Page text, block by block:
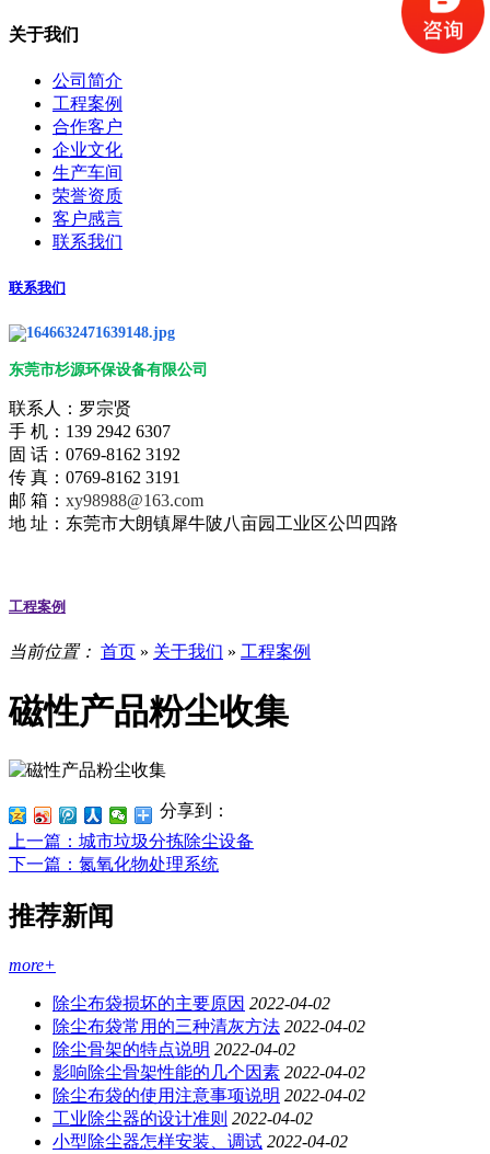
关于我们
公司简介
工程案例
合作客户
企业文化
生产车间
荣誉资质
客户感言
联系我们
联系我们
东莞市杉源环保设备有限公司
联系人：罗宗贤
手 机：139 2942 6307
固 话：0769-8162 3192
传 真：0769-8162 3191
邮 箱： xy98988@163.com
地 址：东莞市大朗镇犀牛陂八亩园工业区公凹四路
工程案例
当前位置： 首页 » 关于我们 » 工程案例
磁性产品粉尘收集
分享到：
上一篇 ：城市垃圾分拣除尘设备
下一篇 ：氮氧化物处理系统
推荐新闻
more+
除尘布袋损坏的主要原因 2022-04-02
除尘布袋常用的三种清灰方法 2022-04-02
除尘骨架的特点说明 2022-04-02
影响除尘骨架性能的几个因素 2022-04-02
除尘布袋的使用注意事项说明 2022-04-02
工业除尘器的设计准则 2022-04-02
小型除尘器怎样安装、调试 2022-04-02